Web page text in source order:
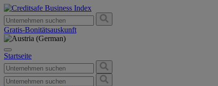
Gratis-Bonitätsauskunft
Startseite